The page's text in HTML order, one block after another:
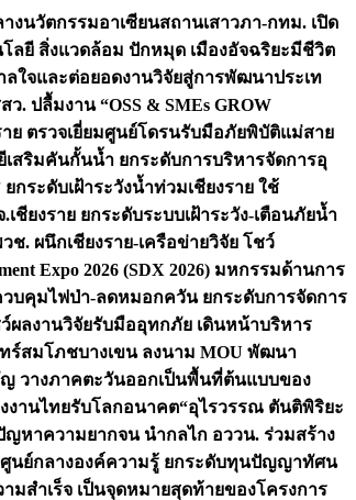
งนวัตกรรมอาเซียนสถานเสาวภา-กทม. เปิด
ลยี สิ่งแวดล้อม ปักหมุด เมืองอัจฉริยะมีชีวิต
ใจและต่อยอดงานวิจัยสู่การพัฒนาประเท
ว. ปลื้มงาน “OSS & SMEs GROW
าย ตรวจเยี่ยมศูนย์โดรนรับมือภัยพิบัติแม่สาย
สริมคันกั้นน้ำ ยกระดับการบริหารจัดการอุ
กระดับเฝ้าระวังน้ำท่วมเชียงราย ใช้
ชียงราย ยกระดับระบบเฝ้าระวัง-เตือนภัยน้ำ
วช. ผนึกเชียงราย-เครือข่ายวิจัย โชว์
Expo 2026 (SDX 2026) มหกรรมด้านการ
บคุมไฟป่า-ลดหมอกควัน ยกระดับการจัดการ
ผลงานวิจัยรับมืออุทกภัย เดินหน้าบริหาร
ร์สมโภชบางเขน ลงนาม MOU พัฒนา
วางภาคตะวันออกเป็นพื้นที่ต้นแบบของ
งงานไทยรับโลกอนาคต“อุไรวรรณ ตันติพิริยะ
หาความยากจน นำกลไก อววน. ร่วมสร้าง
ศูนย์กลางองค์ความรู้ ยกระดับทุนปัญญาทัศน
มสำเร็จ เป็นจุดหมายสุดท้ายของโครงการ